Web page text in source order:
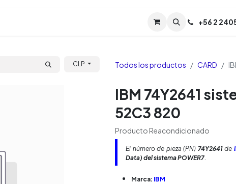
Soporte TPM (CL) Tienda
+56 2
CLP Todos los productos CARD
IBM 74Y2641
52C3 820
Producto Reacondicionado
El número de pieza (PN) 74Y2641de
Data) del sistema POWER7.
Marca: IBM